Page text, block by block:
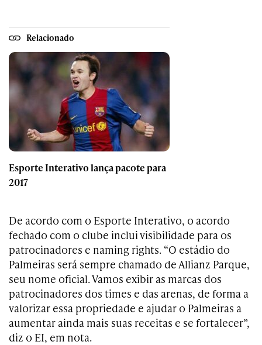
Relacionado
Esporte Interativo lança pacote para
2017
De acordo com o Esporte Interativo, o acordo
fechado com o clube inclui visibilidade para os
patrocinadores e naming rights. “O estádio do
Palmeiras será sempre chamado de Allianz Parque,
seu nome oficial. Vamos exibir as marcas dos
patrocinadores dos times e das arenas, de forma a
valorizar essa propriedade e ajudar o Palmeiras a
aumentar ainda mais suas receitas e se fortalecer”,
diz o EI, em nota.